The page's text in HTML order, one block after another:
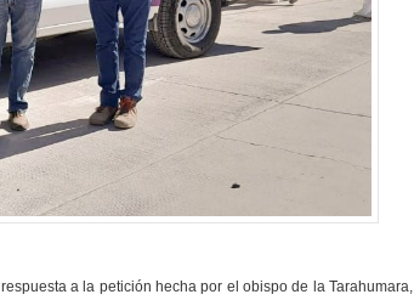
respuesta a la petición hecha por el obispo de la Tarahumara,